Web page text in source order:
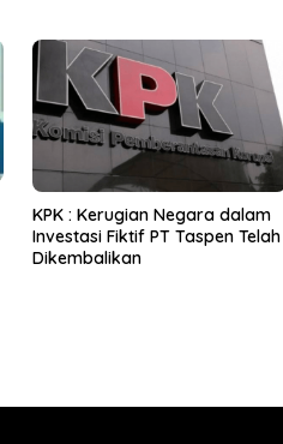
KPK : Kerugian Negara dalam
Investasi Fiktif PT Taspen Telah
Dikembalikan